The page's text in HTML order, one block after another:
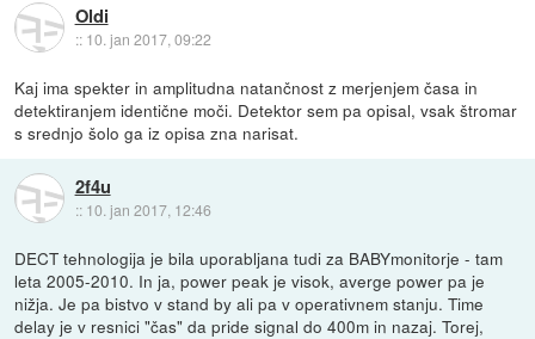
Oldi
:: 10. jan 2017, 09:22
Kaj ima spekter in amplitudna natančnost z merjenjem časa in
detektiranjem identične moči. Detektor sem pa opisal, vsak štromar
s srednjo šolo ga iz opisa zna narisat.
2f4u
:: 10. jan 2017, 12:46
DECT tehnologija je bila uporabljana tudi za BABYmonitorje - tam
leta 2005-2010. In ja, power peak je visok, averge power pa je
nižja. Je pa bistvo v stand by ali pa v operativnem stanju. Time
delay je v resnici "čas" da pride signal do 400m in nazaj. Torej,